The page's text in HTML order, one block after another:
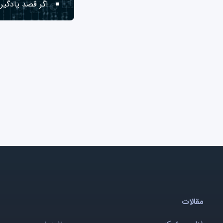
اگر قصد
مقالات